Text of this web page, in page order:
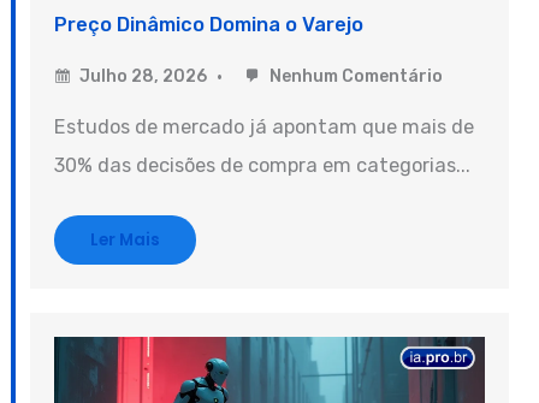
Preço Dinâmico Domina o Varejo
Julho 28, 2026 Nenhum Comentário
Estudos de mercado já apontam que mais de
30% das decisões de compra em categorias...
Ler Mais